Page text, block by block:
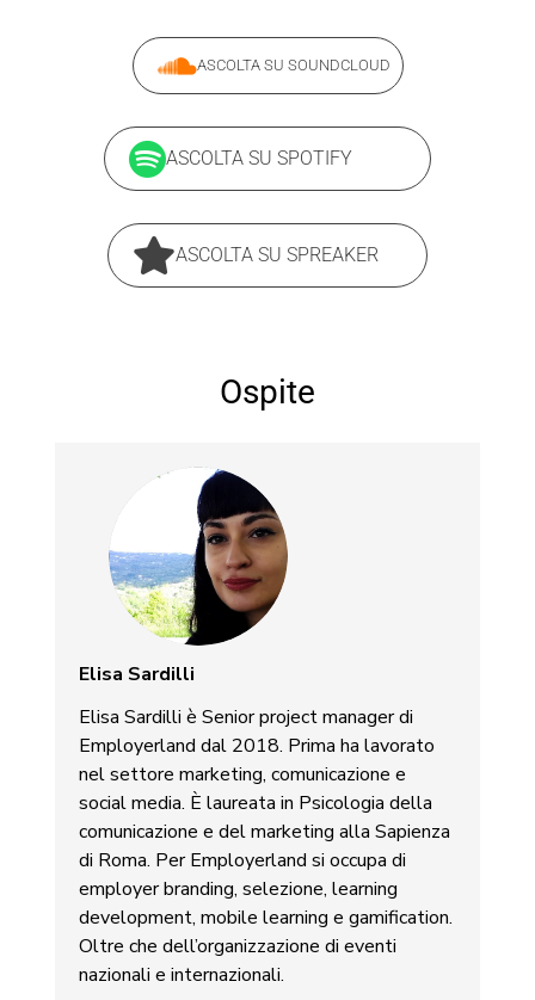
ASCOLTA SU SOUNDCLOUD
ASCOLTA SU SPOTIFY
ASCOLTA SU SPREAKER
Ospite
Elisa Sardilli
Elisa Sardilli è Senior project manager di
Employerland dal 2018. Prima ha lavorato
nel settore marketing, comunicazione e
social media. È laureata in Psicologia della
comunicazione e del marketing alla Sapienza
di Roma. Per Employerland si occupa di
employer branding, selezione, learning
development, mobile learning e gamification.
Oltre che dell’organizzazione di eventi
nazionali e internazionali.